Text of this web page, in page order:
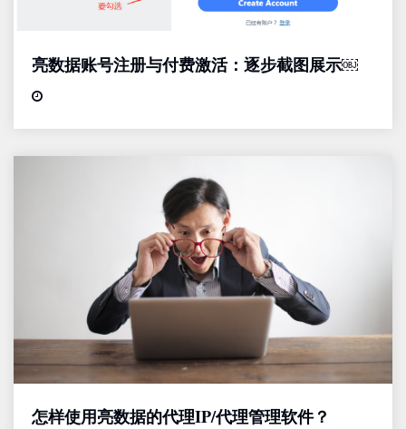
亮数据账号注册与付费激活：逐步截图展示￼
怎样使用亮数据的代理IP/代理管理软件？